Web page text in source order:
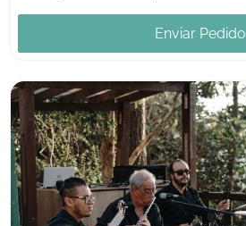
Enviar Pedido